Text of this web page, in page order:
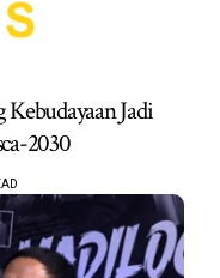
Jadi
2030